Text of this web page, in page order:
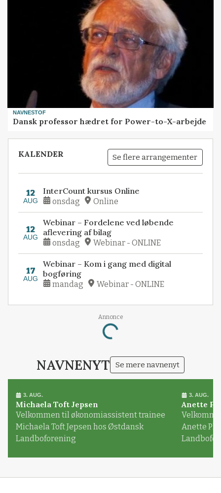
NAVNESTOF
Dansk professor hædret for Power-to-X-arbejde
KALENDER Se flere arrangementer
12
AUG
InterCount kursus Online
onsdag Online
12
AUG
Webinar – Fordelene ved løbende
aflevering af bilag
onsdag Webinar - ONLINE
17
AUG
Webinar – Kom i gang med digital
bogføring
mandag Webinar - ONLINE
Annonce
Loading...
NAVNENYT Se mere navnenyt
3. AUG.
Michaela Toft Jepsen
Velkommen til økonomiassistent trainee
Michaela Toft Jepsen hos Østdansk
Landboforening
3. AUG.
Anette
Anette